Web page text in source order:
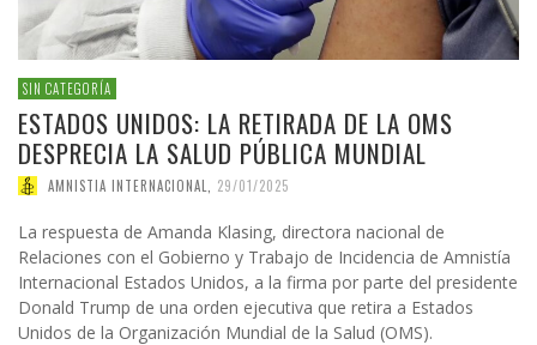
SIN CATEGORÍA
ESTADOS UNIDOS: LA RETIRADA DE LA OMS
DESPRECIA LA SALUD PÚBLICA MUNDIAL
AMNISTIA INTERNACIONAL 29/01/2025
La respuesta de Amanda Klasing, directora nacional de
Relaciones con el Gobierno y Trabajo de Incidencia de Amnistía
Internacional Estados Unidos, a la firma por parte del presidente
Donald Trump de una orden ejecutiva que retira a Estados
Unidos de la Organización Mundial de la Salud (OMS).